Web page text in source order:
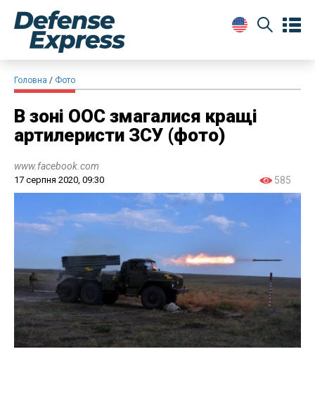
Головна Фото
В зоні ООС змагалися кращі
артилеристи ЗСУ (фото)
www.facebook.com
17 серпня 2020, 09:30 585